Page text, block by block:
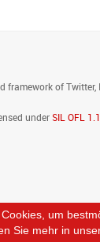
framework of Twitter,
under SIL OFL 1.1
um
Sie mehr in